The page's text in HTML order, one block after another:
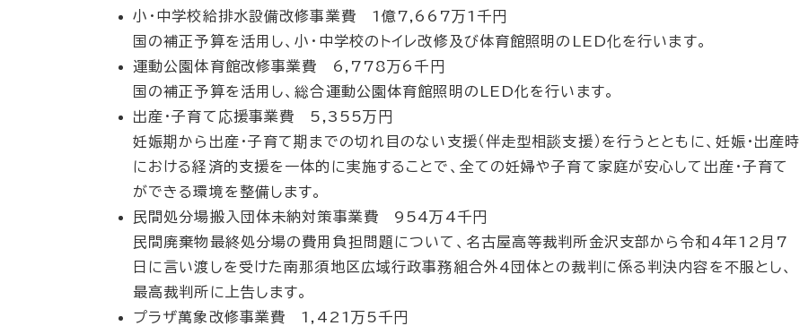
小・中学校給排水設備改修事業費 1億7,667万1千円
国の補正予算を活用し、小・中学校のトイレ改修及び体育館照明のLED化を行います。
運動公園体育館改修事業費 6,778万6千円
国の補正予算を活用し、総合運動公園体育館照明のLED化を行います。
出産・子育て応援事業費 5,355万円
妊娠期から出産・子育て期までの切れ目のない支援（伴走型相談支援）を行うとともに、妊娠・出産時
における経済的支援を一体的に実施することで、全ての妊婦や子育て家庭が安心して出産・子育て
ができる環境を整備します。
民間処分場搬入団体未納対策事業費 954万4千円
民間廃棄物最終処分場の費用負担問題について、名古屋高等裁判所金沢支部から令和4年12月7
日に言い渡しを受けた南那須地区広域行政事務組合外4団体との裁判に係る判決内容を不服とし、
最高裁判所に上告します。
プラザ萬象改修事業費 1,421万5千円